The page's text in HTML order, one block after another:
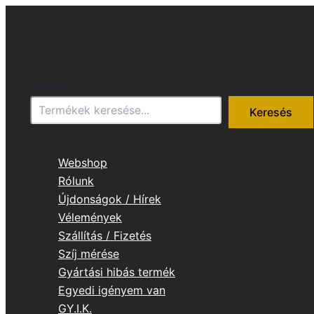
Keresés
Webshop
Rólunk
Újdonságok / Hírek
Vélemények
Szállítás / Fizetés
Szíj mérése
Gyártási hibás termék
Egyedi igényem van
GY.I.K.